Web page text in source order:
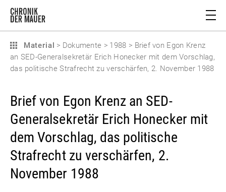
Material > Dokumente > 1988 > Brief von Egon Krenz
an SED-Generalsekretär Erich Honecker mit dem Vorschlag,
das politische Strafrecht zu verschärfen, 2. November 1988
Brief von Egon Krenz an SED-
Generalsekretär Erich Honecker mit
dem Vorschlag, das politische
Strafrecht zu verschärfen, 2.
November 1988